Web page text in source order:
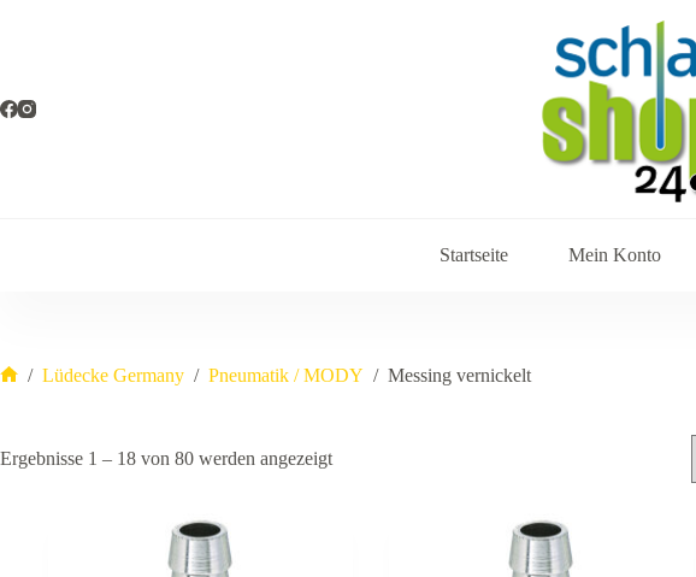
Startseite Mein Konto
/ Lüdecke Germany / Pneumatik / MODY / Messing vernickelt
Ergebnisse 1 – 18 von 80 werden angezeigt